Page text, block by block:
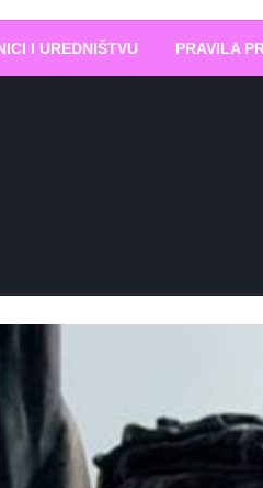
Biram
I UREDNIŠTVU PRAVILA